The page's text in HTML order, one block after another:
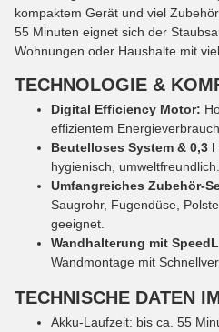
kompaktem Gerät und viel
55 Minuten eignet sich der
Wohnungen oder Haushalte mit
TECHNOLOGIE &
Digital Efficiency Motor:
effizientem Energieverbrauch.
Beutelloses System & 0,3 l
hygienisch, umweltfreundlich.
Umfangreiches Zubehör-
Saugrohr, Fugendüse,
geeignet.
Wandhalterung mit
Wandmontage mit
TECHNISCHE DATEN
Akku-Laufzeit: bis ca. 55